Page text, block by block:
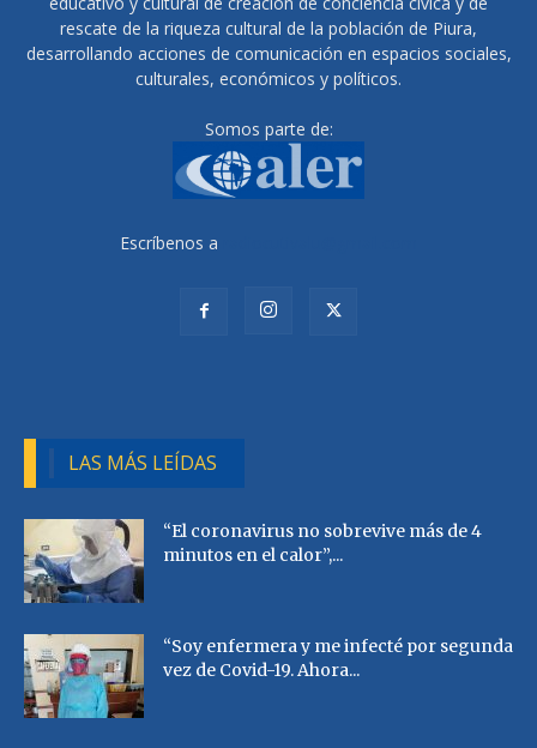
rescate de la riqueza cultural de la población de Piura,
desarrollando acciones de comunicación en espacios sociales,
culturales, económicos y políticos.
Somos parte de:
Escríbenos a
LAS MÁS LEÍDAS
“El coronavirus no sobrevive más de 4
minutos en el calor”,...
“Soy enfermera y me infecté por segunda
vez de Covid-19. Ahora...